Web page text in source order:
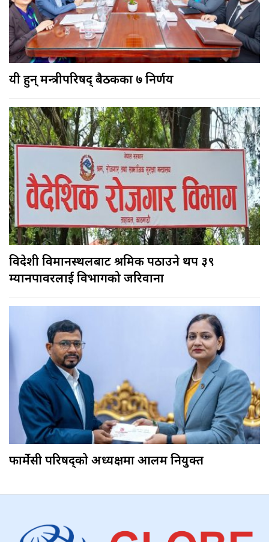
यी हुन् मन्त्रीपरिषद् बैठकका ७ निर्णय
विदेशी विमानस्थलबाट श्रमिक पठाउने थप ३९
म्यानपावरलाई विभागको जरिवाना
फार्मेसी परिषद्को अध्यक्षमा आलम नियुक्त